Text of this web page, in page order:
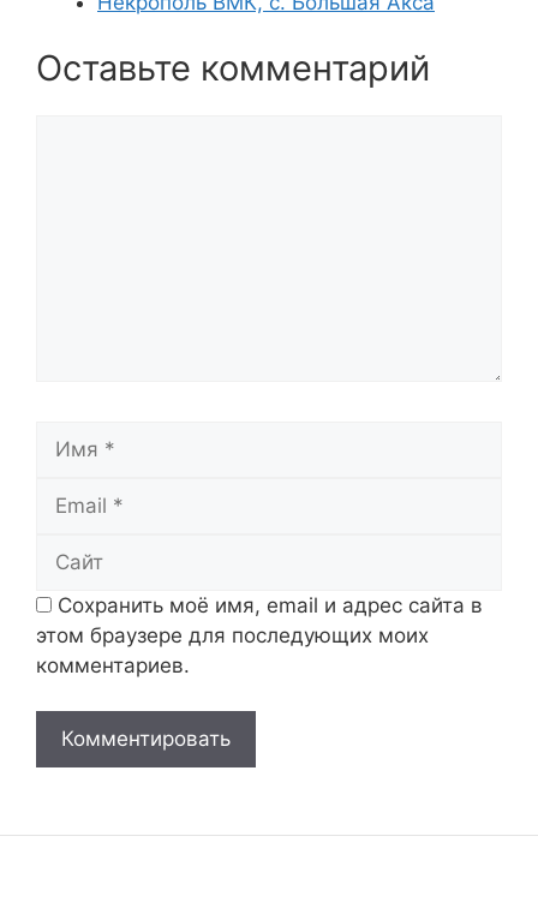
Оставьте комментарий
Сохранить моё имя, email и адрес сайта в
этом браузере для последующих моих
комментариев.